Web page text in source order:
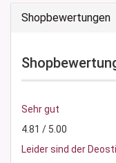
Shopbewertungen
Sehr gut
4.81 / 5.00
Leider sind der